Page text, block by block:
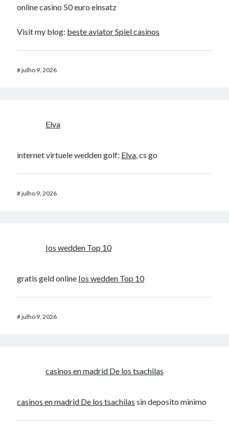
online casino 50 euro einsatz
Visit my blog: beste aviator Spiel casinos
#julho 9, 2026
Elva
internet virtuele wedden golf; Elva, cs go
#julho 9, 2026
Ios wedden Top 10
gratis geld online Ios wedden Top 10
#julho 9, 2026
casinos en madrid De los tsachilas
casinos en madrid De los tsachilas sin deposito minimo